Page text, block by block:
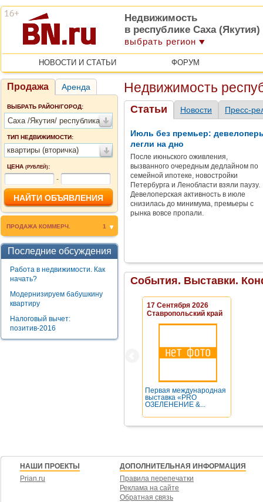
Недвижимость
в республике Саха (Якутия)
выбрать регион
НОВОСТИ И СТАТЬИ ФОРУМ
Продажа Аренда
ВЫБРАТЬ РАЙОН/ГОРОД:
Саха /Якутия/ республика
ТИП НЕДВИЖИМОСТИ:
квартиры (вторичка)
ЦЕНА (РУБЛЕЙ):
-
ПРОДАЖА КОММЕРЧ. 1
Последние обсуждения
Работа в недвижимости. Как
начать?
Модернизируем бабушкину
квартиру
Налоговый вычет:
позитив-2016
Недвижимость
Статьи Новости Пресс-
Июль без премьер:
легли на дно
После июньского оживления,
вызванного очередным дедлайном по
семейной ипотеке, новостройки
Петербурга и Ленобласти взяли паузу.
Девелоперская активность в июле
снизилась до минимума, премьеры с
рынка вовсе пропали.
События. Выставки.
17 Сентября 2026
Ставропольский край
Первая международная
выставка «PRO
ОЗЕЛЕНЕНИЕ &...
НАШИ ПРОЕКТЫ
Prian.ru
ДОПОЛНИТЕЛЬНАЯ ИНФОРМАЦИЯ
Правила перепечатки
Реклама на сайте
Обратная связь